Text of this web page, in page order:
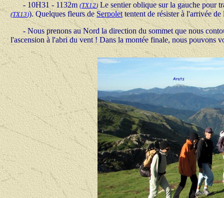
- 10H31 - 1132m(TX12) Le sentier oblique sur la gauche pour
(TX13)). Quelques fleurs deSerpolettentent de résister à l'arrivée de
- Nous prenons au Nord la direction du sommet que nous
l'ascension à l'abri du vent ! Dans la montée finale, nous pouvons